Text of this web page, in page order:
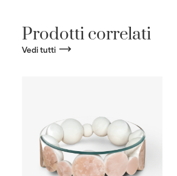
Prodotti correlati
Vedi tutti